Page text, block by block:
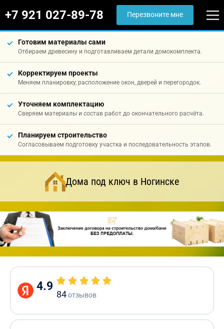
+7 921 027-89-78 Перезвоните мне
Готовим материалы сами
Отбираем древесину и подготавливаем детали домокомплекта.
Корректируем проекты
Меняем планировку, расположение окон, дверей и перегородок.
Уточняем комплектацию
Сверяем материалы и состав работ до окончательного расчёта.
Планируем строительство
Согласовываем подготовку участка и последовательность этапов.
Дома под ключ в Ногинске
4.9
84отзывов